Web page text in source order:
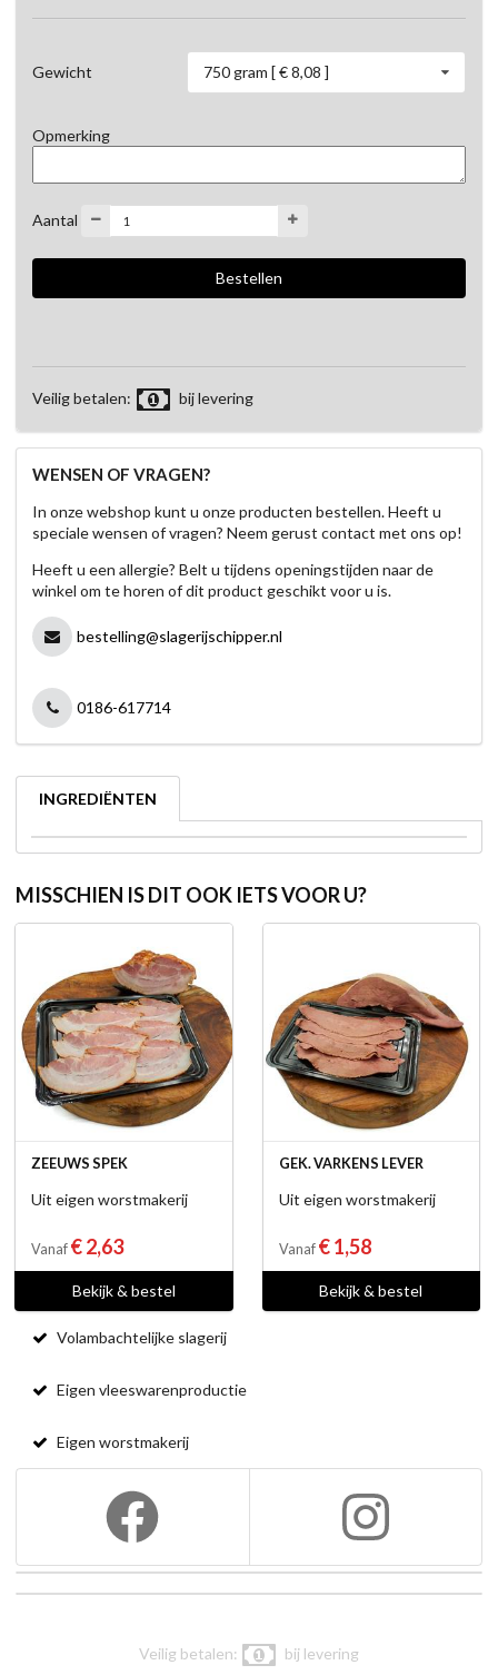
Gewicht 750 gram [ € 8,08 ]
Opmerking
Aantal
Veilig betalen: bij levering
WENSEN OF VRAGEN?
In onze webshop kunt u onze producten bestellen. Heeft u
speciale wensen of vragen? Neem gerust contact met ons op!
Heeft u een allergie? Belt u tijdens openingstijden naar de
winkel om te horen of dit product geschikt voor u is.
bestelling@slagerijschipper.nl
0186-617714
INGREDIËNTEN
MISSCHIEN IS DIT OOK IETS VOOR U?
ZEEUWS SPEK
Uit eigen worstmakerij
Vanaf € 2,63
Bekijk & bestel
GEK. VARKENS LEVER
Uit eigen worstmakerij
Vanaf € 1,58
Bekijk & bestel
Volambachtelijke slagerij
Eigen vleeswarenproductie
Eigen worstmakerij
Veilig betalen: bij levering